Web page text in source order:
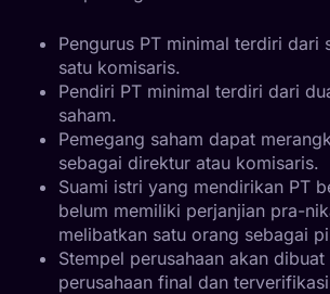
Pengurus PT minimal terdiri dari
satu komisaris.
Pendiri PT minimal terdiri dari
saham.
Pemegang saham dapat
sebagai direktur atau komisaris.
Suami istri yang mendirikan PT
belum memiliki perjanjian pra-
melibatkan satu orang sebagai
Stempel perusahaan akan dibuat
perusahaan final dan